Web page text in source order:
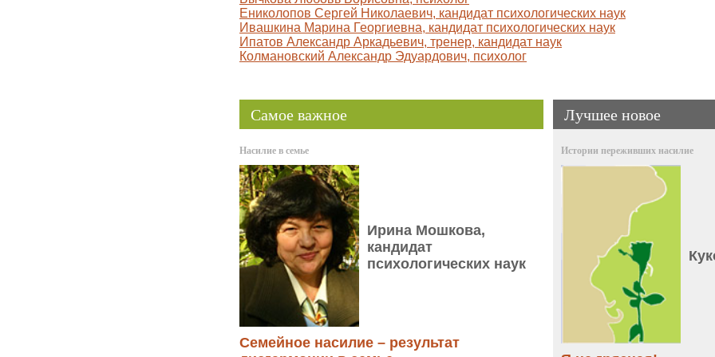
Ениколопов Сергей Николаевич, кандидат психологических наук
Ивашкина Марина Георгиевна, кандидат психологических наук
Ипатов Александр Аркадьевич, тренер, кандидат наук
Колмановский Александр Эдуардович, психолог
Самое важное
Насилие в семье
Ирина Мошкова,
кандидат
психологических наук
Семейное насилие – результат
Лучшее новое
Истории переживших насилие